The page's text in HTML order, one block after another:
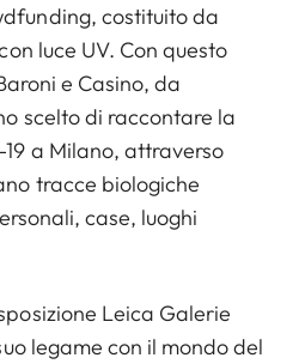
costituito da
luce UV. Con questo
e Casino, da
scelto di raccontare la
a Milano, attraverso
tracce biologiche
case, luoghi
Leica Galerie
legame con il mondo del